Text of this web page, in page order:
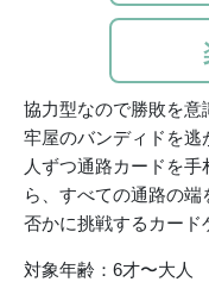
協力型なので勝敗を意
牢屋のバンディドを逃
人ずつ通路カードを
ら、すべての通路の
否かに挑戦するカード
対象年齢：6才〜大人